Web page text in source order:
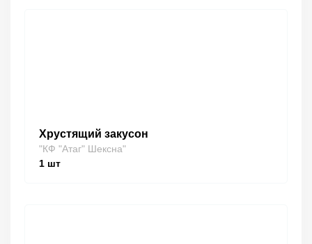
Хрустящий закусон
"КФ "Атаг" Шексна"
1 шт